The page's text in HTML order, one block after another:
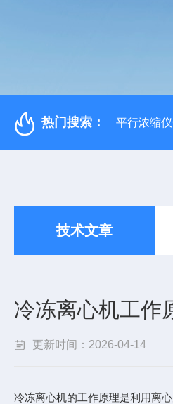
热门搜索： 平行浓缩
技术文章
冷冻离心机工作
更新时间：2026-04-14
冷冻离心机的工作原理是利用离